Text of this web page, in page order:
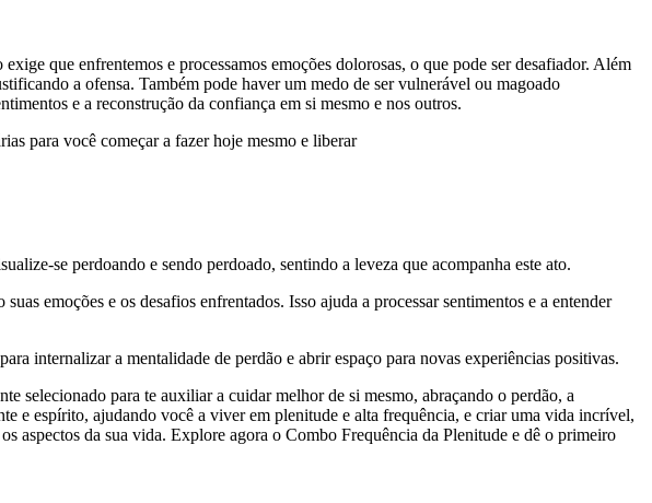
que enfrentemos e processamos emoções dolorosas, o que pode ser desafiador. Além
a ofensa. Também pode haver um medo de ser vulnerável ou magoado
e a reconstrução da confiança em si mesmo e nos outros.
para você começar a fazer hoje mesmo e liberar
se perdoando e sendo perdoado, sentindo a leveza que acompanha este ato.
emoções e os desafios enfrentados. Isso ajuda a processar sentimentos e a entender
internalizar a mentalidade de perdão e abrir espaço para novas experiências positivas.
selecionado para te auxiliar a cuidar melhor de si mesmo, abraçando o perdão, a
e espírito, ajudando você a viver em plenitude e alta frequência, e criar uma vida incrível,
aspectos da sua vida. Explore agora o Combo Frequência da Plenitude e dê o primeiro